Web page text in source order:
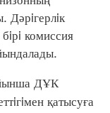
Дәрiгерлiк
комиссия
ДҰК
қатысуға